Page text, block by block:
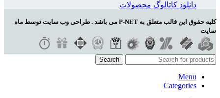
دانلود کاتالوگ محصولات
کلیه حقوق این قالب متعلق به P-NET می باشد . طراحی وب سایت توسط ماه
سایت
Search
Menu
Categories